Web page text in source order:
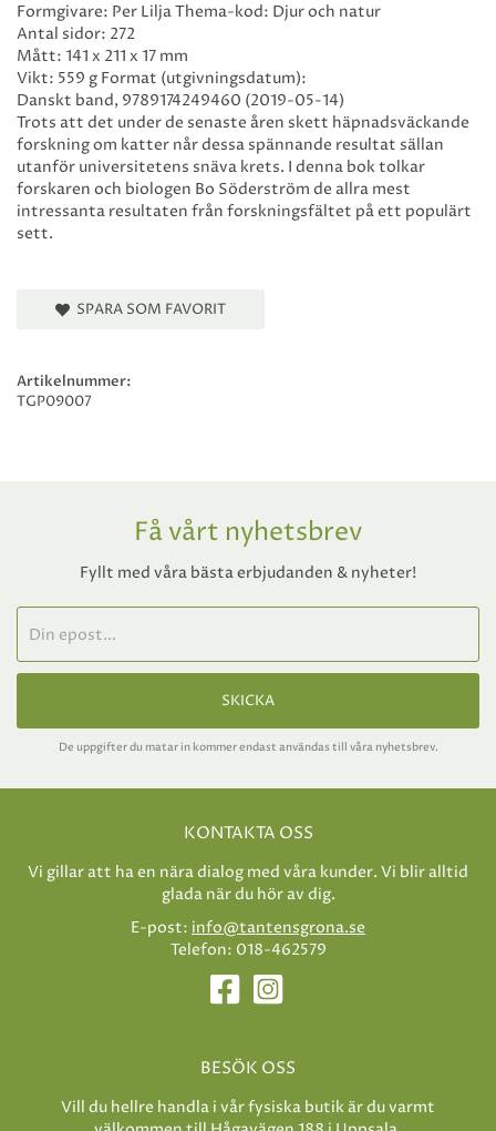
Formgivare: Per Lilja Thema-kod: Djur och natur
Antal sidor: 272
Mått: 141 x 211 x 17 mm
Vikt: 559 g Format (utgivningsdatum):
Danskt band, 9789174249460 (2019-05-14)
Trots att det under de senaste åren skett häpnadsväckande
forskning om katter når dessa spännande resultat sällan
utanför universitetens snäva krets. I denna bok tolkar
forskaren och biologen Bo Söderström de allra mest
intressanta resultaten från forskningsfältet på ett populärt
sett.
SPARA SOM FAVORIT
Artikelnummer:
TGP09007
Få vårt nyhetsbrev
Fyllt med våra bästa erbjudanden & nyheter!
SKICKA
De uppgifter du matar in kommer endast användas till våra nyhetsbrev.
KONTAKTA OSS
Vi gillar att ha en nära dialog med våra kunder. Vi blir alltid
glada när du hör av dig.
E-post: info@tantensgrona.se
Telefon: 018-462579
BESÖK OSS
Vill du hellre handla i vår fysiska butik är du varmt